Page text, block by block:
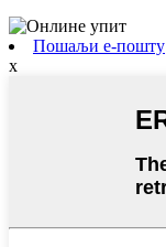
Пошаљи е-пошту
x